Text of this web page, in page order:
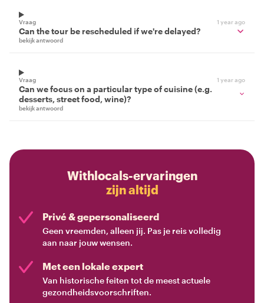
Vraag 1 year ago
Can the tour be rescheduled if we're delayed?
bekijk antwoord
Vraag 1 year ago
Can we focus on a particular type of cuisine (e.g.
desserts, street food, wine)?
bekijk antwoord
Withlocals-ervaringen
zijn altijd
Privé & gepersonaliseerd
Geen vreemden, alleen jij. Pas je reis volledig
aan naar jouw wensen.
Met een lokale expert
Van historische feiten tot de meest actuele
gezondheidsvoorschriften.